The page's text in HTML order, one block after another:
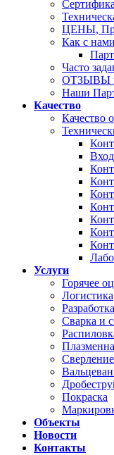
ЦЕНЫ,
Как с
Часто
ОТЗЫВЫ
Наши
Качество
Качество
Услуги
Горячее
Логистика
Сварка и
Покраска
Объекты
Новости
Контакты